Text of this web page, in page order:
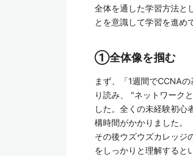
全体を通した学習方法と
とを意識して学習を進め
①全体像を掴む
まず、「1週間でCCNA
り読み、 "ネットワーク
した。全くの未経験初心
構時間がかかりました。
その後ウズウズカレッジ
をしっかりと理解すると